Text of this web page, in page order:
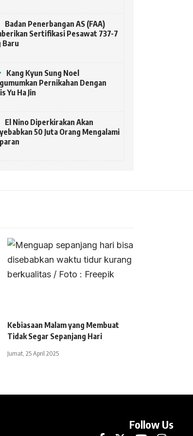
Badan Penerbangan AS (FAA)
Sertifikasi Pesawat 737-7
Baru
Kang Kyun Sung Noel
Pernikahan Dengan
Yu Ha Jin
El Nino Diperkirakan Akan
50 Juta Orang Mengalami
Kebiasaan Malam yang Membuat
Tidak Segar Sepanjang Hari
Jumat, 25 April 2025
Follow Us